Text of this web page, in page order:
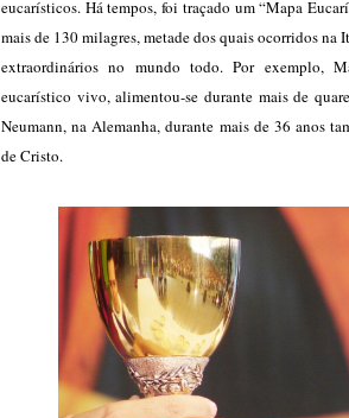
eucarísticos. Há tempos, foi traçado um “Mapa
mais de 130 milagres, metade dos quais ocorridos na
extraordinários no mundo todo. Por exemplo,
eucarístico vivo, alimentou-se durante mais de
Neumann, na Alemanha, durante mais de 36 anos
de Cristo.